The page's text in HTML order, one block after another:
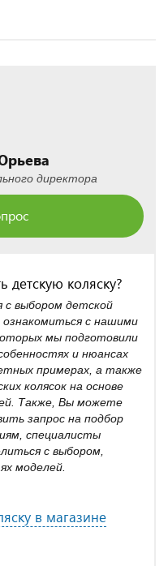
директора
детскую коляску?
с выбором детской
ознакомиться с нашими
мы подготовили
и нюансах
примерах, а также
колясок на основе
Также, Вы можете
запрос на подбор
специалисты
с выбором,
моделей.
в магазине